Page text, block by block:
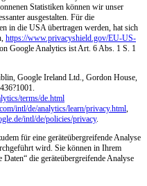
Statistiken können wir unser
ausgestalten. Für die
in die USA übertragen werden, hat sich
https://www.privacyshield.gov/EU-US-
Google Analytics ist Art. 6 Abs. 1 S. 1
Google Ireland Ltd., Gordon House,
terms/de.html
intl/de/analytics/learn/privacy.html,
intl/de/policies/privacy.
für eine geräteübergreifende Analyse
wird. Sie können in Ihrem
die geräteübergreifende Analyse